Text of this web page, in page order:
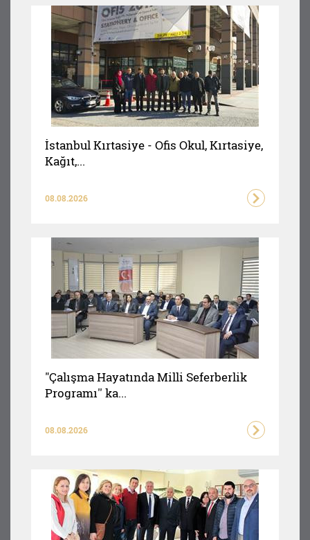
İstanbul Kırtasiye - Ofis Okul, Kırtasiye,
Kağıt,...
08.08.2026
"Çalışma Hayatında Milli Seferberlik
Programı'' ka...
08.08.2026